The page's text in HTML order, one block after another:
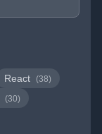
React (38)
(30)